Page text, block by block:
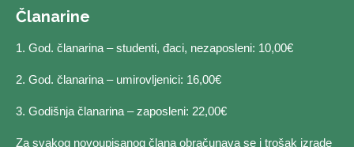
Članarine
1. God. članarina – studenti, đaci, nezaposleni: 10,00€
2. God. članarina – umirovljenici: 16,00€
3. Godišnja članarina – zaposleni: 22,00€
Za svakog novoupisanog člana obračunava se i trošak izrade